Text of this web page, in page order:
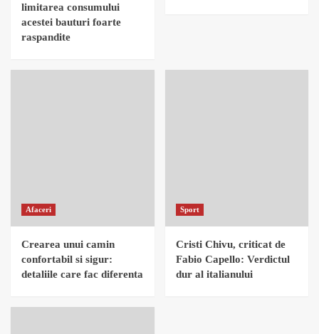
limitarea consumului
acestei bauturi foarte
raspandite
Afaceri
Crearea unui camin
confortabil si sigur:
detaliile care fac diferenta
Sport
Cristi Chivu, criticat de
Fabio Capello: Verdictul
dur al italianului